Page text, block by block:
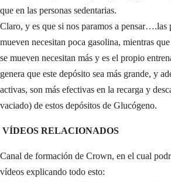
que en las personas sedentarias.
Claro, y es que si nos paramos a pensar….las
mueven necesitan poca gasolina, mientras
se mueven necesitan más y es el propio
genera que este depósito sea más grande, y
activas, son más efectivas en la recarga y
vaciado) de estos depósitos de Glucógeno.
VÍDEOS RELACIONADOS
Canal de formación de Crown, en el cual
vídeos explicando todo esto: